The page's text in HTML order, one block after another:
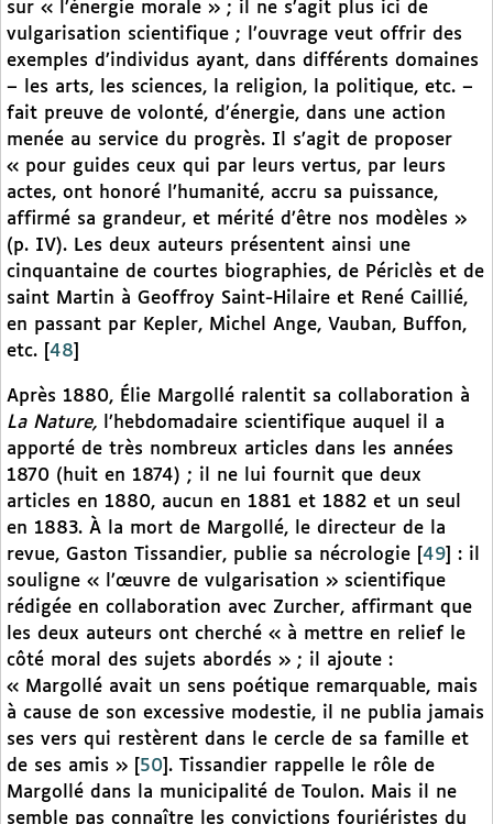
sur « l’énergie morale » ; il ne s’agit plus ici de
vulgarisation scientifique ; l’ouvrage veut offrir des
exemples d’individus ayant, dans différents domaines
– les arts, les sciences, la religion, la politique, etc. –
fait preuve de volonté, d’énergie, dans une action
menée au service du progrès. Il s’agit de proposer
« pour guides ceux qui par leurs vertus, par leurs
actes, ont honoré l’humanité, accru sa puissance,
affirmé sa grandeur, et mérité d’être nos modèles »
(p. IV). Les deux auteurs présentent ainsi une
cinquantaine de courtes biographies, de Périclès et de
saint Martin à Geoffroy Saint-Hilaire et René Caillié,
en passant par Kepler, Michel Ange, Vauban, Buffon,
etc.
48
Après 1880, Élie Margollé ralentit sa collaboration à
La Nature,
l’hebdomadaire scientifique auquel il a
apporté de très nombreux articles dans les années
1870 (huit en 1874) ; il ne lui fournit que deux
articles en 1880, aucun en 1881 et 1882 et un seul
en 1883. À la mort de Margollé, le directeur de la
revue, Gaston Tissandier, publie sa nécrologie
49
: il
souligne « l’œuvre de vulgarisation » scientifique
rédigée en collaboration avec Zurcher, affirmant que
les deux auteurs ont cherché « à mettre en relief le
côté moral des sujets abordés » ; il ajoute :
« Margollé avait un sens poétique remarquable, mais
à cause de son excessive modestie, il ne publia jamais
ses vers qui restèrent dans le cercle de sa famille et
de ses amis »
50 . Tissandier rappelle le rôle de
Margollé dans la municipalité de Toulon. Mais il ne
semble pas connaître les convictions fouriéristes du